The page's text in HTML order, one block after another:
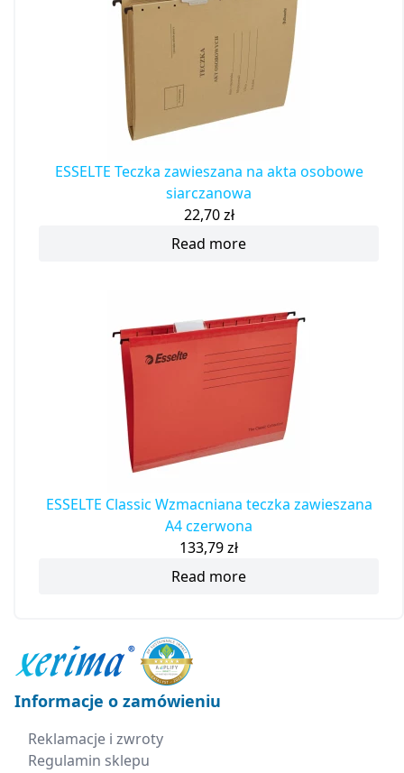
ESSELTE Teczka zawieszana na akta osobowe
siarczanowa
22,70zł
Read more
ESSELTE Classic Wzmacniana teczka zawieszana
A4 czerwona
133,79zł
Read more
Informacje o zamówieniu
Reklamacje i zwroty
Regulamin sklepu